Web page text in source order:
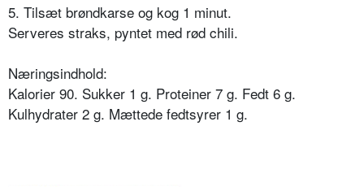
5. Tilsæt brøndkarse og kog 1 minut.
Serveres straks, pyntet med rød chili.
Næringsindhold:
Kalorier 90. Sukker 1 g. Proteiner 7 g. Fedt 6 g.
Kulhydrater 2 g. Mættede fedtsyrer 1 g.